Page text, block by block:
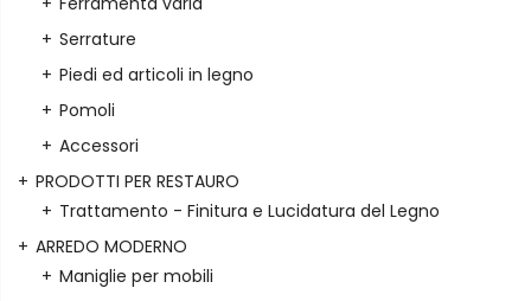
Serrature
Piedi ed articoli in legno
Pomoli
Accessori
PRODOTTI PER RESTAURO
Trattamento - Finitura e Lucidatura del Legno
ARREDO MODERNO
Maniglie per mobili